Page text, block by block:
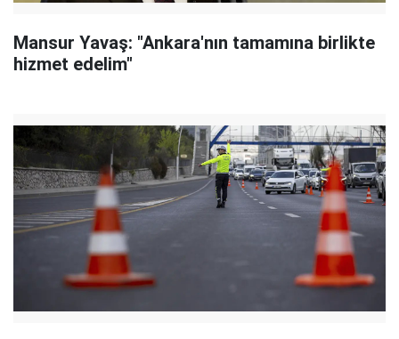
Mansur Yavaş: "Ankara'nın tamamına birlikte
hizmet edelim"